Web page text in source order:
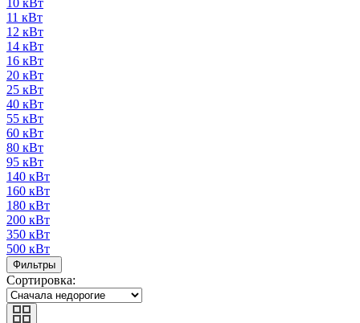
11 кВт
12 кВт
14 кВт
16 кВт
20 кВт
25 кВт
40 кВт
55 кВт
60 кВт
80 кВт
95 кВт
140 кВт
160 кВт
180 кВт
200 кВт
350 кВт
500 кВт
Фильтры
Сортировка: